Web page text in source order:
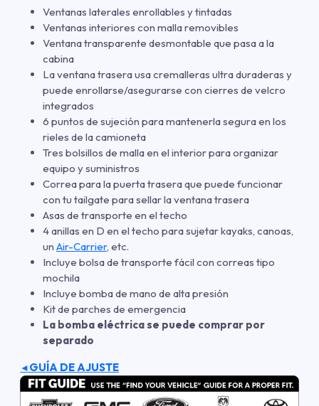
Ventanas laterales enrollables y tintadas
Ventanas interiores con malla removibles
Ventana transparente desmontable que pasa a la
cabina
La ventana trasera usa cremalleras ultra duraderas y
puede enrollarse/asegurarse con cierres de velcro
integrados
6 puntos de sujeción para mantenerla segura en los
rieles de la camioneta
Tres bolsillos de malla en el interior para organizar
equipo y suministros
Correa para la puerta trasera que puede funcionar
con tu tailgate para sellar la ventana trasera
Asas de transporte en el techo
4 anillas en D en el techo para sujetar kayaks, canoas,
un Air-Carrier, etc.
Incluye bolsa de transporte fácil con correas tipo
mochila
Incluye bomba de mano de alta presión
Kit de parches de emergencia
La bomba eléctrica se puede comprar por
separado
◄GUÍA DE AJUSTE